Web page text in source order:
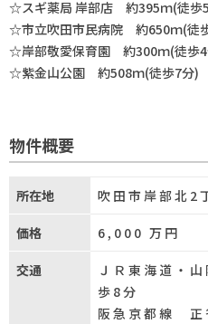
☆スギ薬局 岸部店 約395ｍ(徒歩
☆市立吹田市民病院 約650ｍ(徒
☆岸部敬愛保育園 約300ｍ(徒歩
☆紫金山公園 約508ｍ(徒歩7分)
物件概要
所在地 吹田市岸部北2
価格 6,000 万円
交通
ＪＲ東海道・
歩8分
阪急京都線